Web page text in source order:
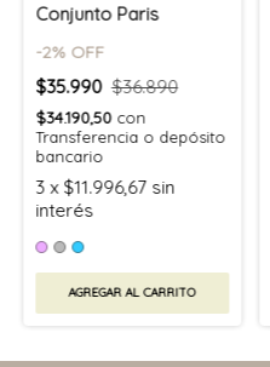
Conjunto Paris
-2% OFF
$35.990 $36.890
$34.190,50 con
Transferencia o depósito
bancario
3 x $11.996,67 sin
interés
AGREGAR AL CARRITO